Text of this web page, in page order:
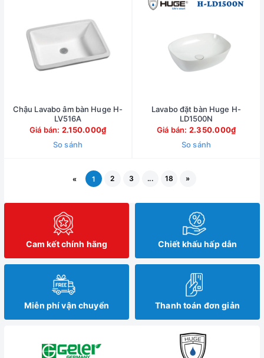
Chậu Lavabo âm bàn Huge H-
LV516A
Giá bán: 2.150.000₫
So sánh
Lavabo đặt bàn Huge H-
LD1500N
Giá bán: 2.350.000₫
So sánh
« 1 2 3 ... 18 »
Cam kết chính hãng Chiết khấu hấp dẫn
Miễn phí vận chuyển Thanh toán đơn giản